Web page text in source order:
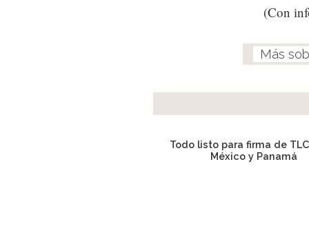
(Con
Todo listo para firma de
México y Panamá